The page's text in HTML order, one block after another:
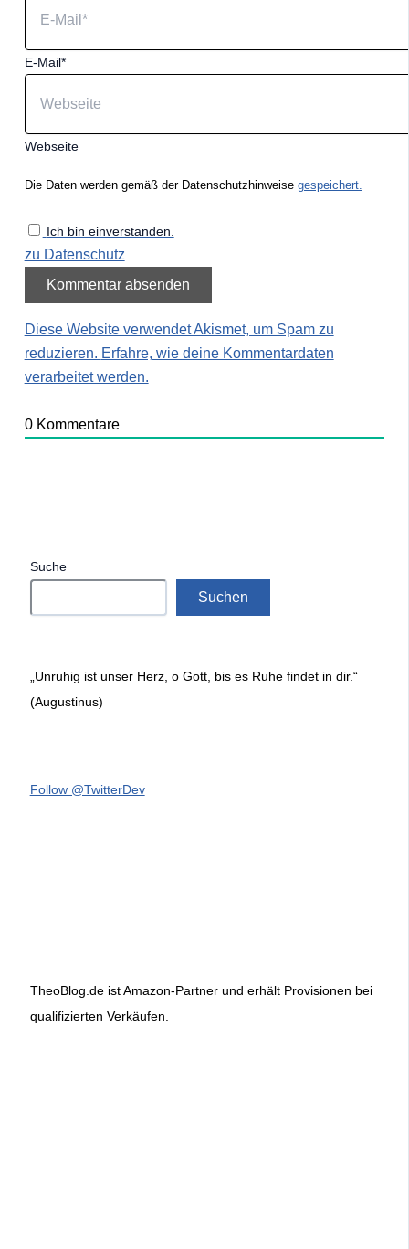
E-Mail*
Webseite
Die Daten werden gemäß der Datenschutzhinweise gespeichert.
Ich bin einverstanden.
zu Datenschutz
Diese Website verwendet Akismet, um Spam zu
reduzieren. Erfahre, wie deine Kommentardaten
verarbeitet werden.
0Kommentare
Suche
Suchen
„Unruhig ist unser Herz, o Gott, bis es Ruhe findet in dir.“
(Augustinus)
Follow @TwitterDev
TheoBlog.de ist Amazon-Partner und erhält Provisionen bei
qualifizierten Verkäufen.